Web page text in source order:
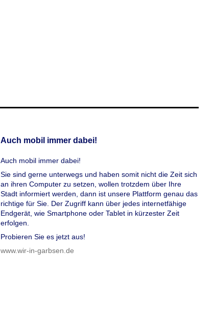
Auch mobil immer dabei!
Auch mobil immer dabei!
Sie sind gerne unterwegs und haben somit nicht die Zeit sich
an ihren Computer zu setzen, wollen trotzdem über Ihre
Stadt informiert werden, dann ist unsere Plattform genau das
richtige für Sie. Der Zugriff kann über jedes internetfähige
Endgerät, wie Smartphone oder Tablet in kürzester Zeit
erfolgen.
Probieren Sie es jetzt aus!
www.wir-in-garbsen.de